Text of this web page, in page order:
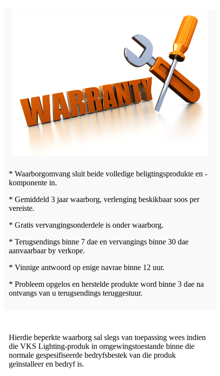
* Waarborgomvang sluit beide volledige beligtingsprodukte en -
komponente in.
* Gemiddeld 3 jaar waarborg, verlenging beskikbaar soos per
vereiste.
* Gratis vervangingsonderdele is onder waarborg.
* Terugsendings binne 7 dae en vervangings binne 30 dae
aanvaarbaar by verkope.
* Vinnige antwoord op enige navrae binne 12 uur.
* Probleem opgelos en herstelde produkte word binne 3 dae na
ontvangs van u terugsendings teruggestuur.
Hierdie beperkte waarborg sal slegs van toepassing wees indien
die VKS Lighting-produk in omgewingstoestande binne die
normale gespesifiseerde bedryfsbestek van die produk
geïnstalleer en bedryf is.